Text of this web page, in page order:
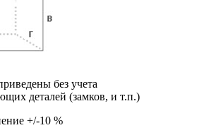
без учета
деталей (замков, и т.п.)
+/-10 %